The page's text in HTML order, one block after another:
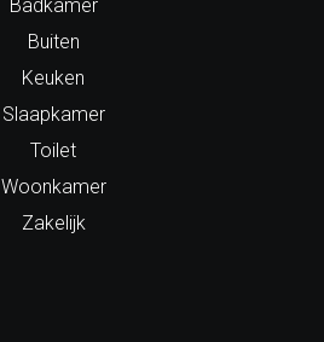
Badkamer
Buiten
Keuken
Slaapkamer
Toilet
Woonkamer
Zakelijk